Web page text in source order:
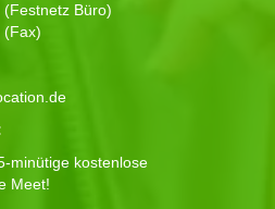
Büro)
(Fax)
minütige kostenlose
Meet!